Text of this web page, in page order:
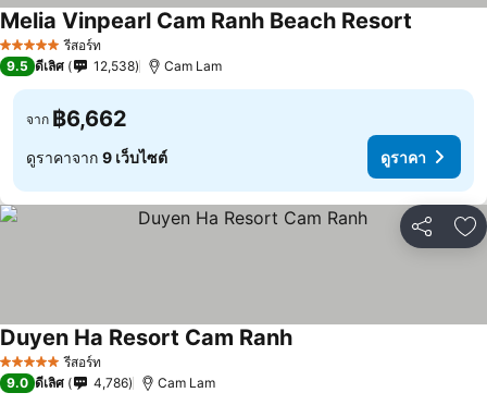
5 ดาว รีสอร์ท
Melia Vinpearl Cam Ranh Beach Resort
9.5 ดีเลิศ 12,538 Cam Lam
จาก ฿6,662
ดูราคาจาก 9 เว็บไซต์ ดูราคา
แชร์ เ
5 ดาว รีสอร์ท
Duyen Ha Resort Cam Ranh
9.0 ดีเลิศ 4,786 Cam Lam